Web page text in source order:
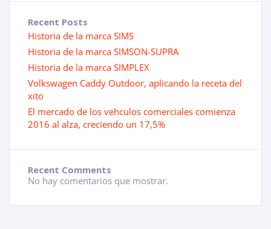
Recent Posts
Historia de la marca SIMS
Historia de la marca SIMSON-SUPRA
Historia de la marca SIMPLEX
Volkswagen Caddy Outdoor, aplicando la receta del
xito
El mercado de los vehculos comerciales comienza
2016 al alza, creciendo un 17,5%
Recent Comments
No hay comentarios que mostrar.